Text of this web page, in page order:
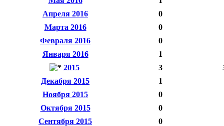
Апреля 2016
0
Марта 2016
0
Февраля 2016
0
Января 2016
1
2015
3
Декабря 2015
1
Ноября 2015
0
Октября 2015
0
Сентября 2015
0